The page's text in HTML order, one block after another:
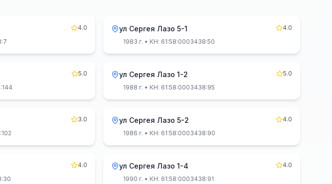
4.0
ул Сергея Лазо 5-1
4.0
1983 г. • КН: 61:58:0003438:50
5.0
ул Сергея Лазо 1-2
5.0
1988 г. • КН: 61:58:0003438:95
3.0
ул Сергея Лазо 5-2
4.0
1986 г. • КН: 61:58:0003438:90
4.0
ул Сергея Лазо 1-4
4.0
1990 г. • КН: 61:58:0003438:91